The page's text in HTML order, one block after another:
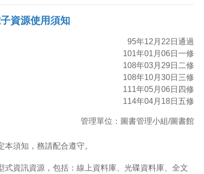
資源使用須知
95年12月22日通過
101年01月06日一修
108年03月29日二修
108年10月30日三修
111年05月06日四修
114年04月18日五修
管理單位：圖書管理小組/圖書館
須知，務請配合遵守。
資訊資源，包括：線上資料庫、光碟資料庫、全文